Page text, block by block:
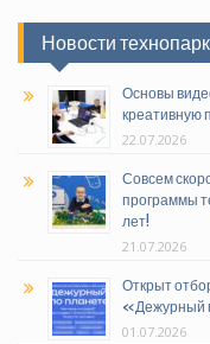
Новости
Основы
креативную
22.07.2026
Совсем
программы
лет!
21.07.2026
Открыт
«Дежурный
01.07.2026